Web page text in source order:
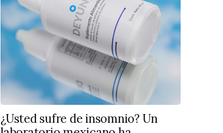
¿Usted sufre de insomnio? Un